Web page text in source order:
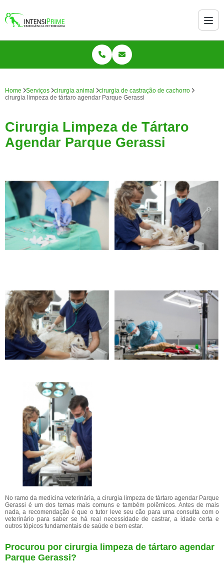
Home Serviços cirurgia animal
cirurgia de castração de cachorro
cirurgia limpeza de tártaro agendar Parque Gerassi
Cirurgia Limpeza de Tártaro
Agendar Parque Gerassi
No ramo da medicina veterinária, a cirurgia limpeza de tártaro agendar Parque
Gerassi é um dos temas mais comuns e também polêmicos. Antes de mais
nada, a recomendação é que o tutor leve seu cão para uma consulta com o
veterinário para saber se há real necessidade de castrar, a idade certa e
outros tópicos fundamentais de saúde e bem estar.
Procurou por cirurgia limpeza de tártaro agendar
Parque Gerassi?